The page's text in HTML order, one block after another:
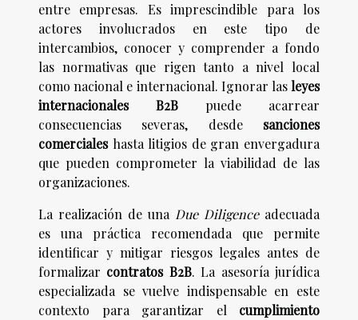
entre empresas. Es imprescindible para los
actores involucrados en este tipo de
intercambios, conocer y comprender a fondo
las normativas que rigen tanto a nivel local
como nacional e internacional. Ignorar lasleyes
internacionales B2B puede acarrear
consecuencias severas, desde sanciones
comercialeshasta litigios de gran envergadura
que pueden comprometer la viabilidad de las
organizaciones.
La realización de una Due Diligenceadecuada
es una práctica recomendada que permite
identificar y mitigar riesgos legales antes de
formalizar contratos B2B. La asesoría jurídica
especializada se vuelve indispensable en este
contexto para garantizar el cumplimiento